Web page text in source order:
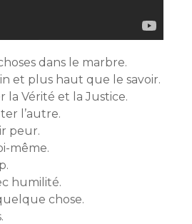
dans le marbre.
et plus haut que le savoir.
la Vérité et la Justice.
l’autre.
peur.
même.
humilité.
chose.